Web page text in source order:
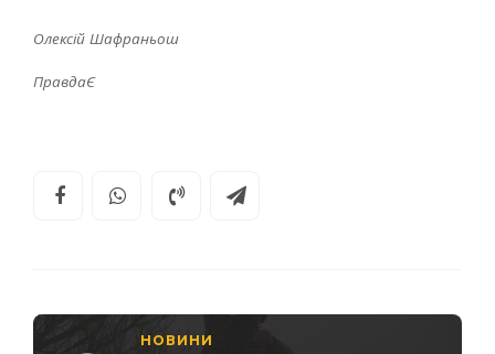
Олексій Шафраньош
ПравдаЄ
НОВИНИ